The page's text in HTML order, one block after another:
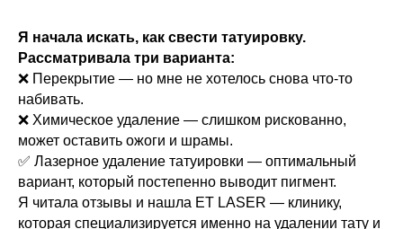
Я начала искать, как свести татуировку.
Рассматривала три варианта:
❌ Перекрытие — но мне не хотелось снова что-то
набивать.
❌ Химическое удаление — слишком рискованно,
может оставить ожоги и шрамы.
✅ Лазерное удаление татуировки — оптимальный
вариант, который постепенно выводит пигмент.
Я читала отзывы и нашла ET LASER — клинику,
которая специализируется именно на удалении тату и